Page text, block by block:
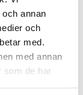
annan
och
med.
med annan
som de har
som